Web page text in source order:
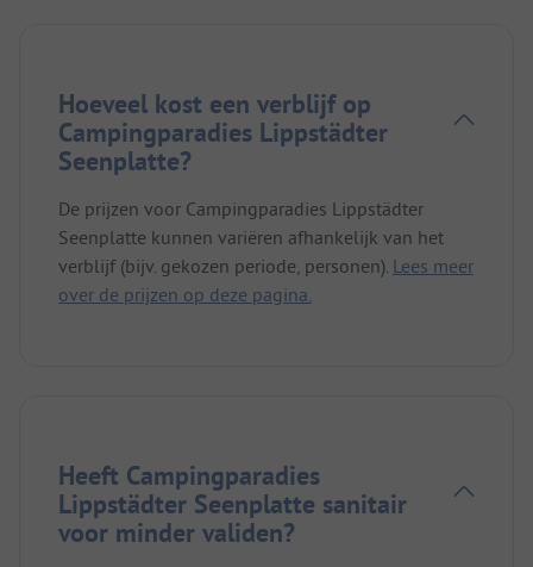
Hoeveel kost een verblijf op
Campingparadies Lippstädter
Seenplatte?
De prijzen voor Campingparadies Lippstädter
Seenplatte kunnen variëren afhankelijk van het
verblijf (bijv. gekozen periode, personen). Lees meer
over de prijzen op deze pagina.
Heeft Campingparadies
Lippstädter Seenplatte sanitair
voor minder validen?